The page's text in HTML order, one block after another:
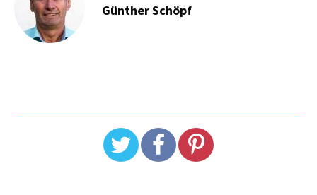
Günther Schöpf